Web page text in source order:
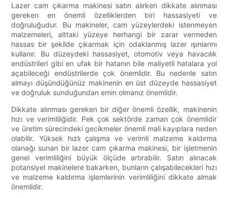
Lazer cam çıkarma makinesi satın alırken dikkate alınması
gereken en önemli özelliklerden biri hassasiyeti ve
doğruluğudur. Bu makineler, cam yüzeylerdeki istenmeyen
malzemeleri, alttaki yüzeye herhangi bir zarar vermeden
hassas bir şekilde çıkarmak için odaklanmış lazer ışınlarını
kullanır. Bu düzeydeki hassasiyet, otomotiv veya havacılık
endüstrileri gibi en ufak bir hatanın bile maliyetli hatalara yol
açabileceği endüstrilerde çok önemlidir. Bu nedenle satın
almayı düşündüğünüz makinenin en üst düzeyde hassasiyet
ve doğruluk sunduğundan emin olmanız önemlidir.
Dikkate alınması gereken bir diğer önemli özellik, makinenin
hızı ve verimliliğidir. Pek çok sektörde zaman çok önemlidir
ve üretim sürecindeki gecikmeler önemli mali kayıplara neden
olabilir. Yüksek hızlı çalışma ve verimli malzeme kaldırma
olanağı sunan bir lazer cam çıkarma makinesi, bir işletmenin
genel verimliliğini büyük ölçüde artırabilir. Satın alınacak
potansiyel makinelere bakarken, bunların çalışabilecekleri hızı
ve malzeme kaldırma işlemlerinin verimliliğini dikkate almak
önemlidir.